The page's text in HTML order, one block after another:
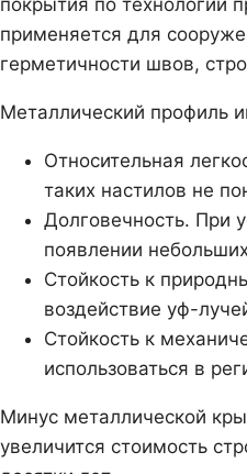
применяется для
герметичности швов,
Металлический профиль
Относительная
таких настилов не
Долговечность. При
появлении
Стойкость к
воздействие уф-
Стойкость к
использоваться в
Минус металлической
увеличится стоимость